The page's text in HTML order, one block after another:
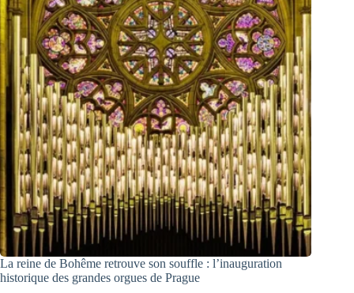
La reine de Bohême retrouve son souffle : l’inauguration
historique des grandes orgues de Prague